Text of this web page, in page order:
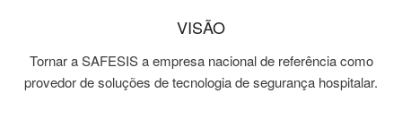
VISÃO
Tornar a SAFESIS a empresa nacional de referência como
provedor de soluções de tecnologia de segurança hospitalar.